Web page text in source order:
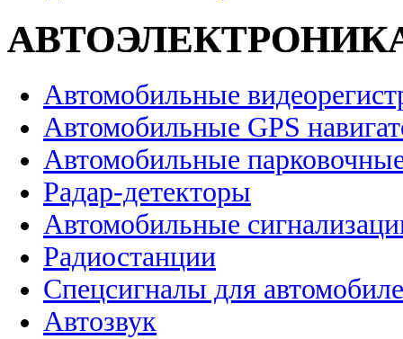
Автомобильные
Автомобильные GPS
Автомобильные
Радар-детекторы
Автомобильные
Радиостанции
Спецсигналы для
Автозвук